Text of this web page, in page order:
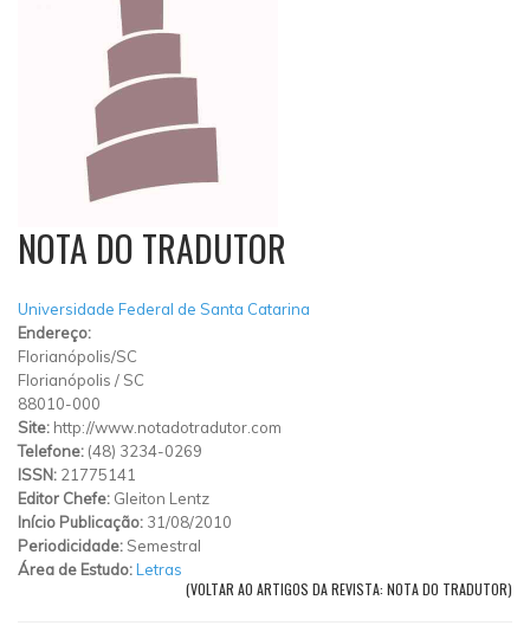
NOTA DO TRADUTOR
Universidade Federal de Santa Catarina
Endereço:
Florianópolis/SC
Florianópolis / SC
88010-000
Site: http://www.notadotradutor.com
Telefone: (48) 3234-0269
ISSN: 21775141
Editor Chefe: Gleiton Lentz
Início Publicação: 31/08/2010
Periodicidade: Semestral
Área de Estudo:Letras
(VOLTAR AO ARTIGOS DA REVISTA: NOTA DO TRADUTOR)